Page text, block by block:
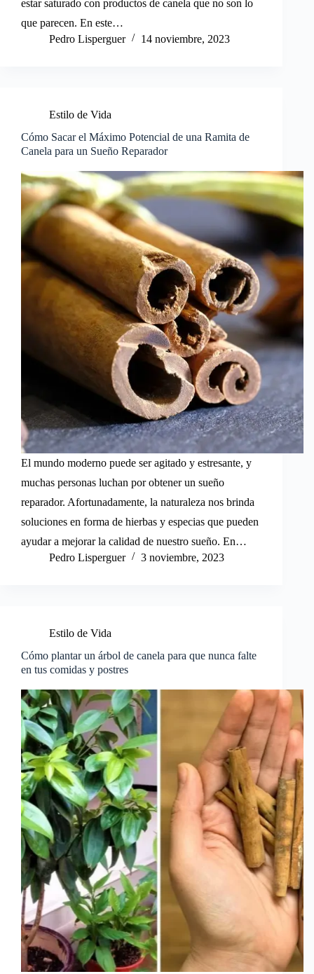
estar saturado con productos de canela que no son lo
que parecen. En este…
Pedro Lisperguer
14 noviembre, 2023
Estilo de Vida
Cómo Sacar el Máximo Potencial de una Ramita de
Canela para un Sueño Reparador
El mundo moderno puede ser agitado y estresante, y
muchas personas luchan por obtener un sueño
reparador. Afortunadamente, la naturaleza nos brinda
soluciones en forma de hierbas y especias que pueden
ayudar a mejorar la calidad de nuestro sueño. En…
Pedro Lisperguer
3 noviembre, 2023
Estilo de Vida
Cómo plantar un árbol de canela para que nunca falte
en tus comidas y postres